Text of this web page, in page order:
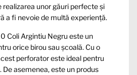
unor găuri perfecte și
a fi nevoie de multă experiență.
Coli Argintiu Negru este un
orice birou sau școală. Cu o
perforator este ideal pentru
De asemenea, este un produs